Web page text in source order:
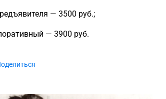
— 3500 руб.;
— 3900 руб.